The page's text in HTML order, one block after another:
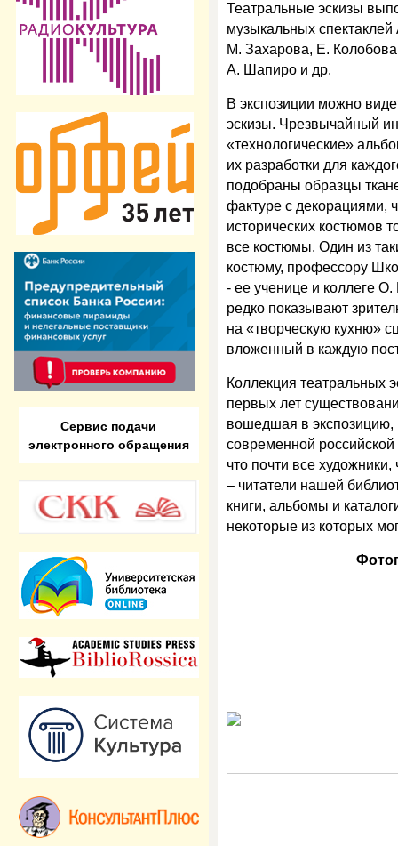
Сервис подачи
электронного обращения
Театральные эскизы
музыкальных
М. Захарова, Е.
А. Шапиро и др.
В экспозиции можно
эскизы. Чрезвычайный
«технологические»
их разработки для
подобраны образцы
фактуре с декорациями,
исторических костюмов
все костюмы. Один из
костюму, профессору
- ее ученице и коллеге
редко показывают
на «творческую кухню»
вложенный в каждую
Коллекция театральных
первых лет
вошедшая в экспозицию,
современной
что почти все
– читатели нашей
книги, альбомы и
некоторые из которых